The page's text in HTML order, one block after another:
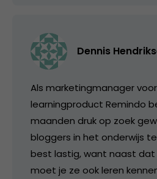
Dennis
Als marketingmanager
learningproduct Remindo
maanden druk op zoek
bloggers in het onderwijs
best lastig, want naast dat
moet je ze ook leren